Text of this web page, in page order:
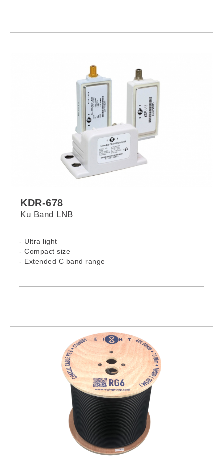
KDR-678
Ku Band LNB
- Ultra light
- Compact size
- Extended C band range